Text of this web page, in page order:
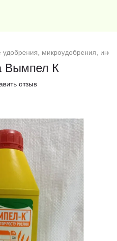
микроудобрения,
Вымпел К
отзыв